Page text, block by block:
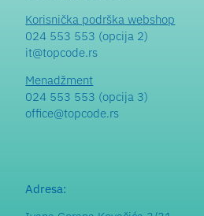
Korisnička podrška webshop
024 553 553 (opcija 2)
it@topcode.rs
Menadžment
024 553 553 (opcija 3)
office@topcode.rs
Adresa: